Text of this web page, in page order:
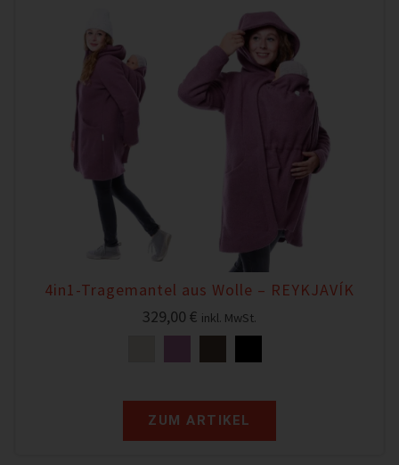
4in1-Tragemantel aus Wolle – REYKJAVÍK
329,00 € inkl. MwSt.
ZUM ARTIKEL